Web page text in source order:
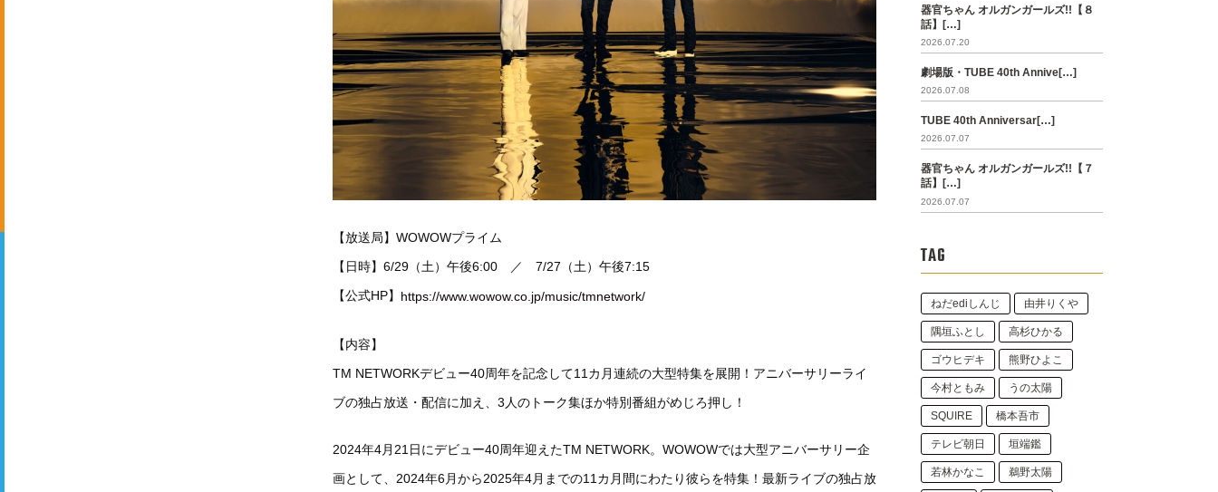
【放送局】WOWOWプライム
【日時】6/29（土）午後6:00 ／ 7/27（土）午後7:15
【公式HP】 https://www.wowow.co.jp/music/tmnetwork/
【内容】
TM NETWORKデビュー40周年を記念して11カ月連続の大型特集を展開！アニバーサリーライ
ブの独占放送・配信に加え、3人のトーク集ほか特別番組がめじろ押し！
2024年4月21日にデビュー40周年迎えたTM NETWORK。WOWOWでは大型アニバーサリー企
画として、2024年6月から2025年4月までの11カ月間にわたり彼らを特集！最新ライブの独占放
器官ちゃん オルガンガールズ!!【８
話】[…]
2026.07.20
劇場版・TUBE 40th Annive[…]
2026.07.08
TUBE 40th Anniversar[…]
2026.07.07
器官ちゃん オルガンガールズ!!【７
話】[…]
2026.07.07
TAG
ねだediしんじ 由井りくや
隅垣ふとし 高杉ひかる
ゴウヒデキ 熊野ひよこ
今村ともみ うの太陽
SQUIRE 橋本吾市
テレビ朝日 垣端鑑
若林かなこ 鵜野太陽